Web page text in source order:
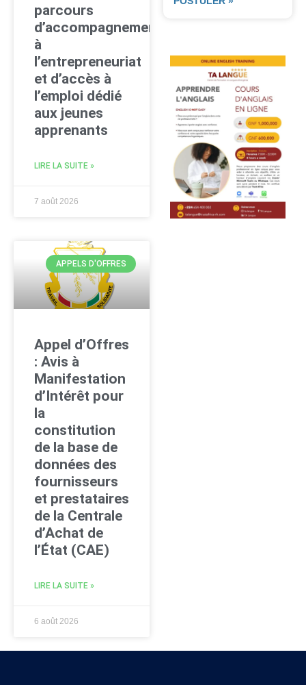
parcours
d’accompagnement
à
l’entrepreneuriat
et d’accès à
l’emploi dédié
aux jeunes
apprenants
LIRE LA SUITE »
7 août 2026
APPELS D'OFFRES
Appel d’Offres
: Avis à
Manifestation
d’Intérêt pour
la
constitution
de la base de
données des
fournisseurs
et prestataires
de la Centrale
d’Achat de
l’État (CAE)
LIRE LA SUITE »
6 août 2026